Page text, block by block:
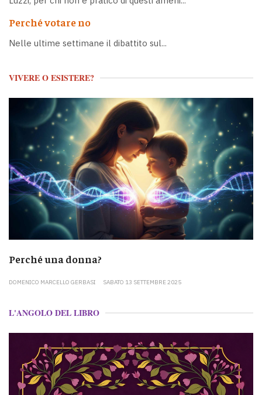
Perché votare no
Nelle ultime settimane il dibattito sul...
VIVERE O ESISTERE?
Perché una donna?
DOMENICO MARCELLO GERBASI SABATO 13 SETTEMBRE 2025
L'ANGOLO DEL LIBRO